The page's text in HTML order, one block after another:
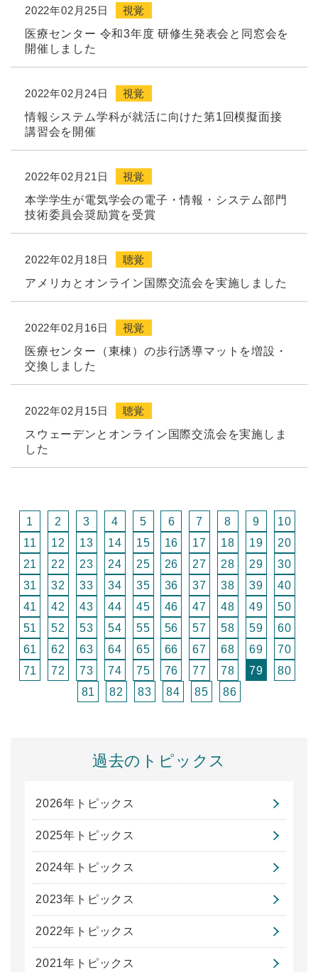
2022年02月25日
視覚
医療センター 令和3年度 研修生発表会と同窓会を
開催しました
2022年02月24日
視覚
情報システム学科が就活に向けた第1回模擬面接
講習会を開催
2022年02月21日
視覚
本学学生が電気学会の電子・情報・システム部門
技術委員会奨励賞を受賞
2022年02月18日
聴覚
アメリカとオンライン国際交流会を実施しました
2022年02月16日
視覚
医療センター（東棟）の歩行誘導マットを増設・
交換しました
2022年02月15日
聴覚
スウェーデンとオンライン国際交流会を実施しま
した
1 2 3 4 5 6 7 8 9
10
11
12 13 14 15 16 17 18 19
20
21
22 23 24 25 26 27 28 29
30
31
32 33 34 35 36 37 38 39
40
41
42 43 44 45 46 47 48 49
50
51
52 53 54 55 56 57 58 59
60
61
62 63 64 65 66 67 68 69
70
71
72 73 74 75 76 77 78 79
80
81
82 83 84 85 86
過去のトピックス
2026年トピックス
2025年トピックス
2024年トピックス
2023年トピックス
2022年トピックス
2021年トピックス